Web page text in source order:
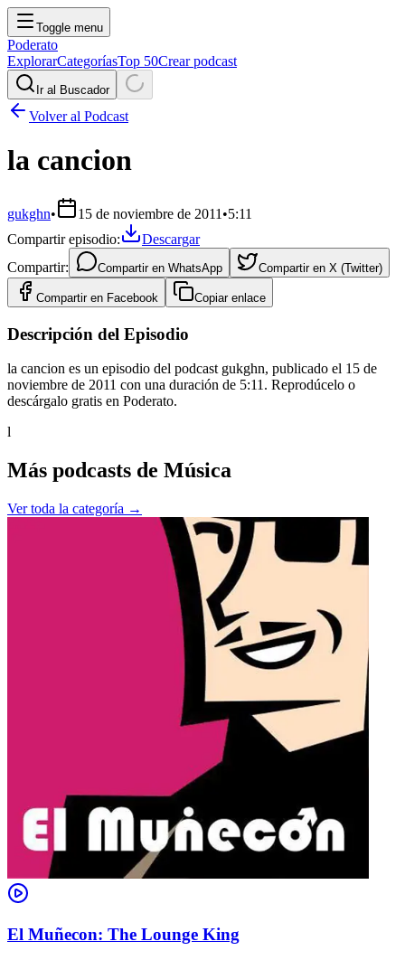
Toggle menu
Poderato
ExplorarCategoríasTop 50Crear podcast
Ir al Buscador
Volver al Podcast
la cancion
gukghn• 15 de noviembre de 2011 •5:11
Compartir episodio:
Descargar
Compartir:
Compartir en WhatsApp Compartir en X (Twitter)
Compartir en Facebook Copiar enlace
Descripción del Episodio
la cancion es un episodio del podcast gukghn, publicado el 15 de
noviembre de 2011 con una duración de 5:11. Reprodúcelo o
descárgalo gratis en Poderato.
l
Más podcasts de Música
Ver toda la categoría →
El Muñecon: The Lounge King